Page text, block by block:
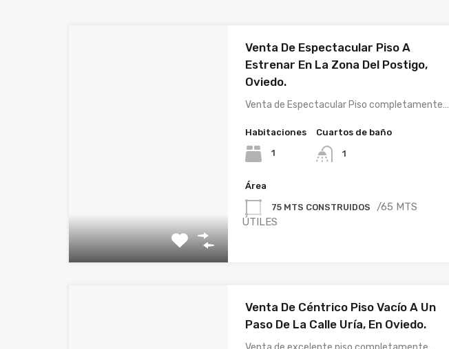
Venta De Espectacular Piso A
Estrenar En La Zona Del Postigo,
Oviedo.
Venta de Espectacular Piso completamente…
Habitaciones
1
Cuartos de baño
1
Área
75 MTS CONSTRUIDOS
/65 MTS
ÚTILES
Venta De Céntrico Piso Vacío A Un
Paso De La Calle Uría, En Oviedo.